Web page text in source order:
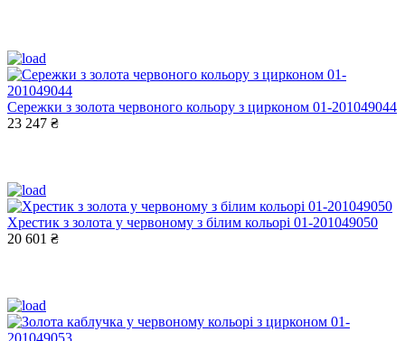
Сережки з золота червоного кольору з цирконом 01-201049044
23 247 ₴
Хрестик з золота у червоному з білим кольорі 01-201049050
20 601 ₴